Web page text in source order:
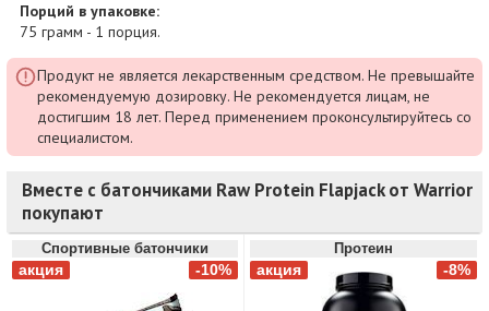
Порций в упаковке:
75 грамм - 1 порция.
Продукт не является лекарственным средством. Не превышайте
рекомендуемую дозировку. Не рекомендуется лицам, не
достигшим 18 лет. Перед применением проконсультируйтесь со
специалистом.
Вместе с батончиками Raw Protein Flapjack от Warrior
покупают
Спортивные батончики Протеин